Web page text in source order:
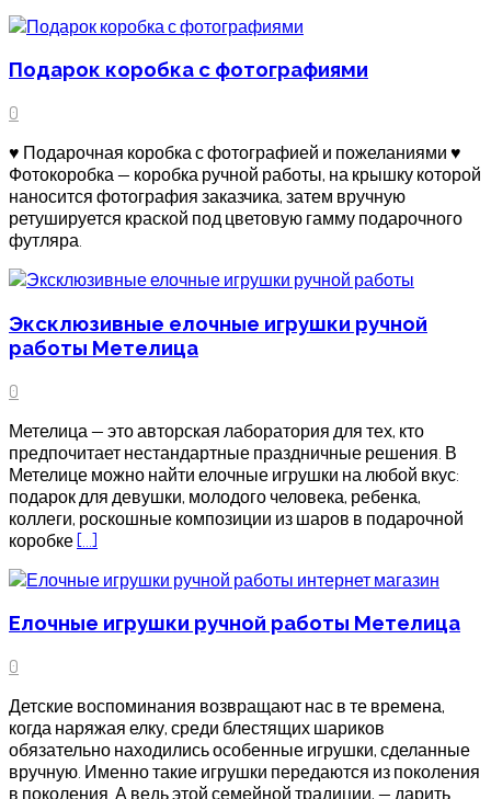
Подарок коробка с фотографиями
0
♥ Подарочная коробка с фотографией и пожеланиями ♥
Фотокоробка — коробка ручной работы, на крышку которой
наносится фотография заказчика, затем вручную
ретушируется краской под цветовую гамму подарочного
футляра.
Эксклюзивные елочные игрушки ручной
работы Метелица
0
Метелица — это авторская лаборатория для тех, кто
предпочитает нестандартные праздничные решения. В
Метелице можно найти елочные игрушки на любой вкус:
подарок для девушки, молодого человека, ребенка,
коллеги, роскошные композиции из шаров в подарочной
коробке[…]
Елочные игрушки ручной работы Метелица
0
Детские воспоминания возвращают нас в те времена,
когда наряжая елку, среди блестящих шариков
обязательно находились особенные игрушки, сделанные
вручную. Именно такие игрушки передаются из поколения
в поколения. А ведь этой семейной традиции, — дарить